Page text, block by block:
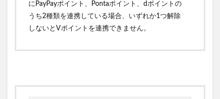
にPayPayポイント、Pontaポイント、dポイントの
うち2種類を連携している場合、いずれか1つ解除
しないとVポイントを連携できません。